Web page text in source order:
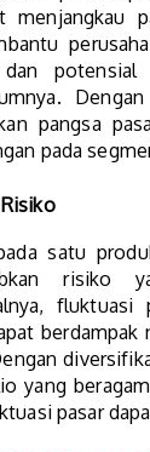
menjangkau
dan
pangsa
pada
satu
risiko
fluktuasi
berdampak
yang
pasar